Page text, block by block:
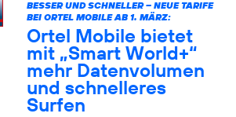
BESSER UND SCHNELLER – NEUE TARIFE
BEI ORTEL MOBILE AB 1. MÄRZ:
Ortel Mobile bietet
mit „Smart World+“
mehr Datenvolumen
und schnelleres
Surfen